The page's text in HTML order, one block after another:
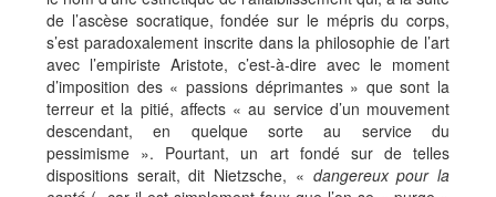
de l’ascèse socratique, fondée sur le mépris du corps,
s’est paradoxalement inscrite dans la philosophie de l’art
avec l’empiriste Aristote, c’est-à-dire avec le moment
d’imposition des « passions déprimantes » que sont la
terreur et la pitié, affects « au service d’un mouvement
descendant, en quelque sorte au service du
pessimisme ». Pourtant, un art fondé sur de telles
dispositions serait, dit Nietzsche, « dangereux pour la